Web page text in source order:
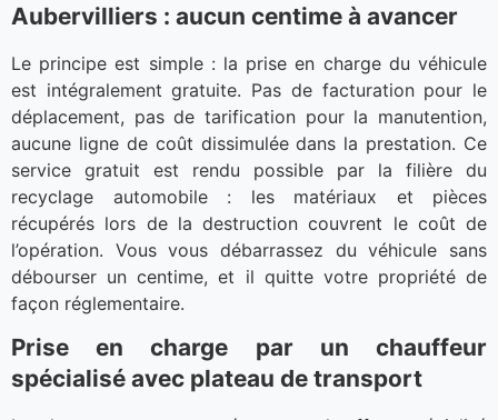
Aubervilliers : aucun centime à avancer
Le principe est simple : la prise en charge du véhicule
est intégralement gratuite. Pas de facturation pour le
déplacement, pas de tarification pour la manutention,
aucune ligne de coût dissimulée dans la prestation. Ce
service gratuit est rendu possible par la filière du
recyclage automobile : les matériaux et pièces
récupérés lors de la destruction couvrent le coût de
l’opération. Vous vous débarrassez du véhicule sans
débourser un centime, et il quitte votre propriété de
façon réglementaire.
Prise en charge par un chauffeur
spécialisé avec plateau de transport